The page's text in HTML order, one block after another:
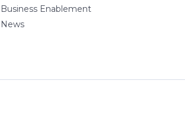
Business Enablement
News